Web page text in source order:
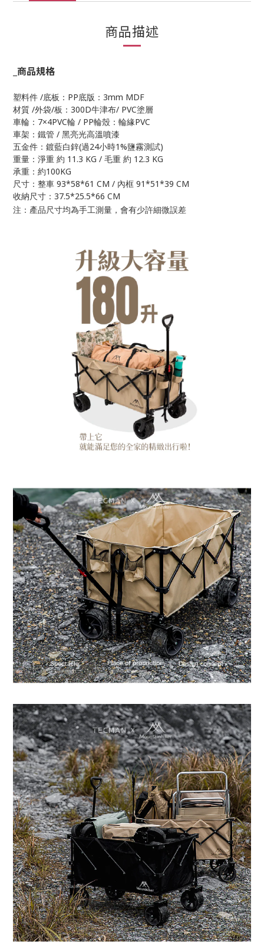
商品描述
_商品規格
塑料件 /底板： PP底版： 3mm MDF
材質 /外袋/板： 300D牛津布/ PVC塗層
車輪： 7×4PVC輪 / PP輪殼：輪緣PVC
車架：鐵管 / 黑亮光高溫噴漆
五金件：鍍藍白鋅(過24小時1%鹽霧測試)
重量：淨重 約 11.3 KG / 毛重 約 12.3 KG
承重：約100KG
尺寸：整車 93*58*61 CM / 內框 91*51*39 CM
收納尺寸： 37.5*25.5*66 CM
注：產品尺寸均為手工測量，會有少許細微誤差